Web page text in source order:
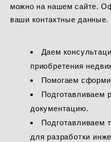
можно на нашем сайте.
ваши контактные данные.
Даем
приобретения
Помогаем
Подготавливаем
документацию.
Подготавливаем
для разработки